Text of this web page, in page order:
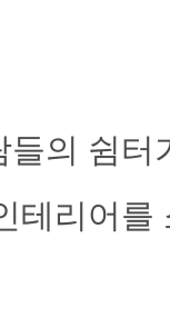
들의 쉼터
테리어를